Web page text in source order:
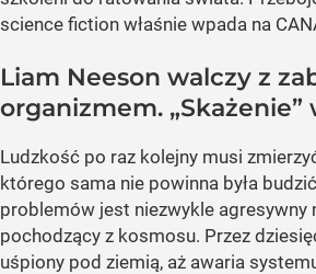
science fiction właśnie wpada na
Liam Neeson walczy z
organizmem. „Skażenie”
Ludzkość po raz kolejny musi
którego sama nie powinna była
problemów jest niezwykle agresywny
pochodzący z kosmosu. Przez
uśpiony pod ziemią, aż awaria